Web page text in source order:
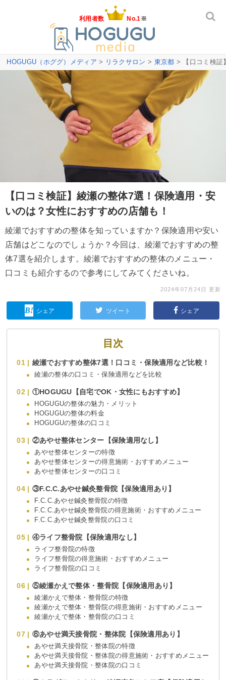
利用者数 No.1 ※
HOGUGU（ホググ）メディア > リラクサロン > 東京都 > 【口コミ検証
【口コミ検証】綾瀬の整体7選！保険適用・安
いのは？女性におすすめの店舗も！
綾瀬でおすすめの整体を知っていますか？保険適用や安い
店舗はどこなのでしょうか？今回は、綾瀬でおすすめの整
体7選を紹介します。綾瀬でおすすめの整体のメニュー・
口コミも紹介するので参考にしてみてくださいね。
2024年07月24日 更新
シェア ツイート シェア
目次
綾瀬でおすすめ整体7選！口コミ・保険適用など比較！
綾瀬の整体の口コミ・保険適用などを比較
①HOGUGU【自宅でOK・女性にもおすすめ】
HOGUGUの整体の魅力・メリット
HOGUGUの整体の料金
HOGUGUの整体の口コミ
②あやせ整体センター【保険適用なし】
あやせ整体センターの特徴
あやせ整体センターの得意施術・おすすめメニュー
あやせ整体センターの口コミ
③F.C.C.あやせ鍼灸整骨院【保険適用あり】
F.C.C.あやせ鍼灸整骨院の特徴
F.C.C.あやせ鍼灸整骨院の得意施術・おすすめメニュー
F.C.C.あやせ鍼灸整骨院の口コミ
④ライフ整骨院【保険適用なし】
ライフ整骨院の特徴
ライフ整骨院の得意施術・おすすめメニュー
ライフ整骨院の口コミ
⑤綾瀬かえで整体・整骨院【保険適用あり】
綾瀬かえで整体・整骨院の特徴
綾瀬かえで整体・整骨院の得意施術・おすすめメニュー
綾瀬かえで整体・整骨院の口コミ
⑥あやせ満天接骨院・整体院【保険適用あり】
あやせ満天接骨院・整体院の特徴
あやせ満天接骨院・整体院の得意施術・おすすめメニュー
あやせ満天接骨院・整体院の口コミ